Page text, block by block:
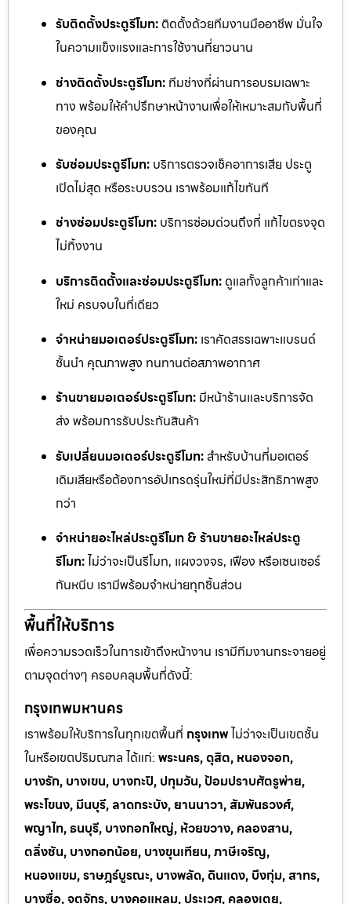
รับติดตั้งประตูรีโมท: ติดตั้งด้วยทีมงานมืออาชีพ มั่นใจ
ในความแข็งแรงและการใช้งานที่ยาวนาน
ช่างติดตั้งประตูรีโมท: ทีมช่างที่ผ่านการอบรมเฉพาะ
ทาง พร้อมให้คำปรึกษาหน้างานเพื่อให้เหมาะสมกับพื้นที่
ของคุณ
รับซ่อมประตูรีโมท: บริการตรวจเช็คอาการเสีย ประตู
เปิดไม่สุด หรือระบบรวน เราพร้อมแก้ไขทันที
ช่างซ่อมประตูรีโมท: บริการซ่อมด่วนถึงที่ แก้ไขตรงจุด
ไม่ทิ้งงาน
บริการติดตั้งและซ่อมประตูรีโมท: ดูแลทั้งลูกค้าเก่าและ
ใหม่ ครบจบในที่เดียว
จำหน่ายมอเตอร์ประตูรีโมท: เราคัดสรรเฉพาะแบรนด์
ชั้นนำ คุณภาพสูง ทนทานต่อสภาพอากาศ
ร้านขายมอเตอร์ประตูรีโมท: มีหน้าร้านและบริการจัด
ส่ง พร้อมการรับประกันสินค้า
รับเปลี่ยนมอเตอร์ประตูรีโมท: สำหรับบ้านที่มอเตอร์
เดิมเสียหรือต้องการอัปเกรดรุ่นใหม่ที่มีประสิทธิภาพสูง
กว่า
จำหน่ายอะไหล่ประตูรีโมท & ร้านขายอะไหล่ประตู
รีโมท:ไม่ว่าจะเป็นรีโมท, แผงวงจร, เฟือง หรือเซนเซอร์
กันหนีบ เรามีพร้อมจำหน่ายทุกชิ้นส่วน
พื้นที่ให้บริการ
เพื่อความรวดเร็วในการเข้าถึงหน้างาน เรามีทีมงานกระจายอยู่
ตามจุดต่างๆ ครอบคลุมพื้นที่ดังนี้:
กรุงเทพมหานคร
เราพร้อมให้บริการในทุกเขตพื้นที่ กรุงเทพไม่ว่าจะเป็นเขตชั้น
ในหรือเขตปริมณฑล ได้แก่: พระนคร, ดุสิต, หนองจอก,
บางรัก, บางเขน, บางกะปิ, ปทุมวัน, ป้อมปราบศัตรูพ่าย,
พระโขนง, มีนบุรี, ลาดกระบัง, ยานนาวา, สัมพันธวงศ์,
พญาไท, ธนบุรี, บางกอกใหญ่, ห้วยขวาง, คลองสาน,
ตลิ่งชัน, บางกอกน้อย, บางขุนเทียน, ภาษีเจริญ,
หนองแขม, ราษฎร์บูรณะ, บางพลัด, ดินแดง, บึงกุ่ม, สาทร,
บางซื่อ, จตุจักร, บางคอแหลม, ประเวศ, คลองเตย,